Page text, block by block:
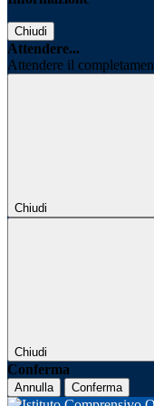
Chiudi
Attendere...
Attendere il
Chiudi
Chiudi
Conferma
Annulla Conferma